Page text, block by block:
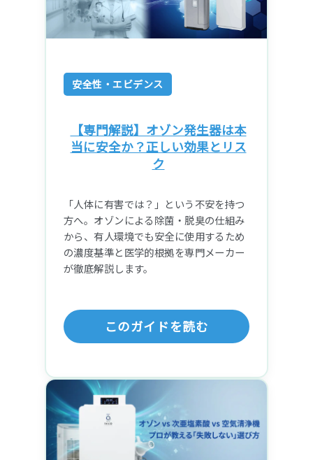
安全性・エビデンス
【専門解説】オゾン発生器は本
当に安全か？正しい効果とリス
ク
「人体に有害では？」という不安を持つ
方へ。オゾンによる除菌・脱臭の仕組み
から、有人環境でも安全に使用するため
の濃度基準と医学的根拠を専門メーカー
が徹底解説します。
このガイドを読む